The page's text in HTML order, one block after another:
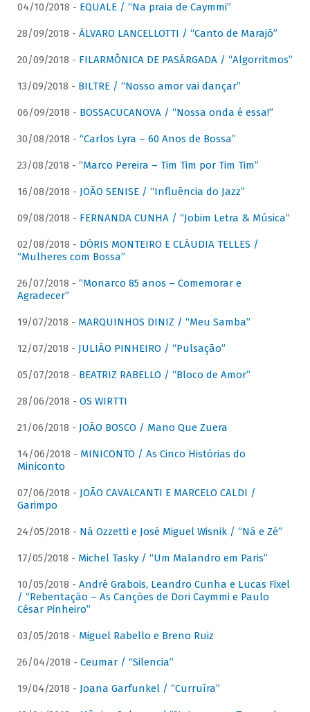
04/10/2018 - EQUALE / “Na praia de Caymmi”
28/09/2018 - ÁLVARO LANCELLOTTI / “Canto de Marajó”
20/09/2018 - FILARMÔNICA DE PASÁRGADA / “Algorritmos”
13/09/2018 - BILTRE / “Nosso amor vai dançar”
06/09/2018 - BOSSACUCANOVA / “Nossa onda é essa!”
30/08/2018 - “Carlos Lyra – 60 Anos de Bossa”
23/08/2018 - “Marco Pereira – Tim Tim por Tim Tim”
16/08/2018 - JOÃO SENISE / “Influência do Jazz”
09/08/2018 - FERNANDA CUNHA / “Jobim Letra & Música”
02/08/2018 - DÓRIS MONTEIRO E CLÁUDIA TELLES /
“Mulheres com Bossa”
26/07/2018 - “Monarco 85 anos – Comemorar e
Agradecer”
19/07/2018 - MARQUINHOS DINIZ / “Meu Samba”
12/07/2018 - JULIÃO PINHEIRO / “Pulsação”
05/07/2018 - BEATRIZ RABELLO / “Bloco de Amor”
28/06/2018 - OS WIRTTI
21/06/2018 - JOÃO BOSCO / Mano Que Zuera
14/06/2018 - MINICONTO / As Cinco Histórias do
Miniconto
07/06/2018 - JOÃO CAVALCANTI E MARCELO CALDI /
Garimpo
24/05/2018 - Ná Ozzetti e José Miguel Wisnik / “Ná e Zé”
17/05/2018 - Michel Tasky / “Um Malandro em Paris”
10/05/2018 - André Grabois, Leandro Cunha e Lucas Fixel
/ “Rebentação – As Canções de Dori Caymmi e Paulo
César Pinheiro”
03/05/2018 - Miguel Rabello e Breno Ruiz
26/04/2018 - Ceumar / “Silencia”
19/04/2018 - Joana Garfunkel / “Curruíra”